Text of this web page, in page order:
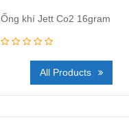
Ống khí Jett Co2 16gram
All Products